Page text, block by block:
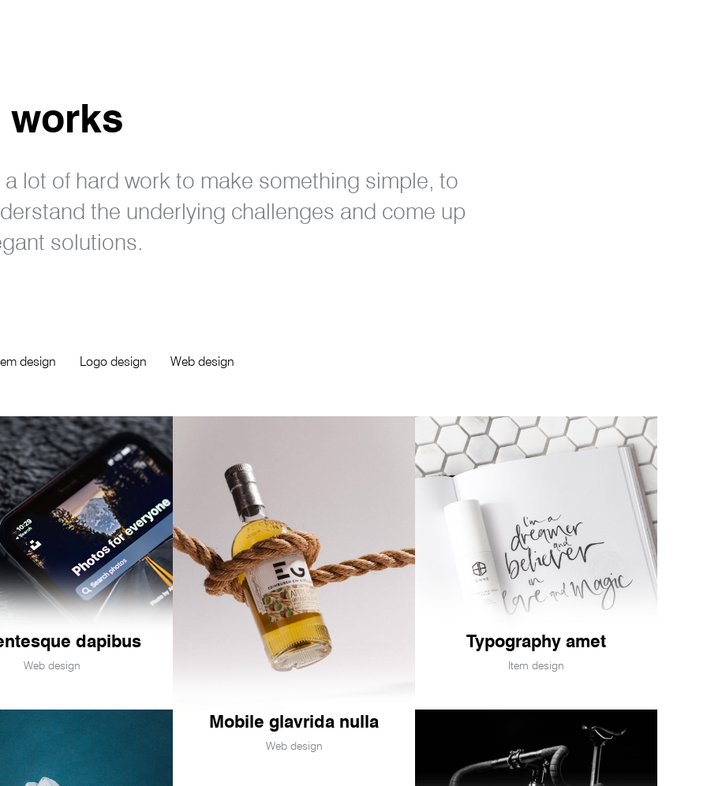
works
lot of hard work to make something simple, to
the underlying challenges and come up
solutions.
design Logo design Web design
dapibus
Web design
Mobile glavrida nulla
Web design
Typography amet
Item design